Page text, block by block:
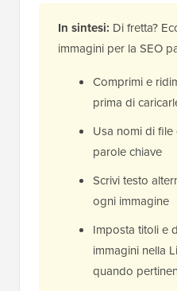
In sintesi: Di fretta?
immagini per la SEO
Comprimi e
prima di
Usa nomi di file
parole chiave
Scrivi testo
ogni immagine
Imposta titoli e
immagini nella
quando